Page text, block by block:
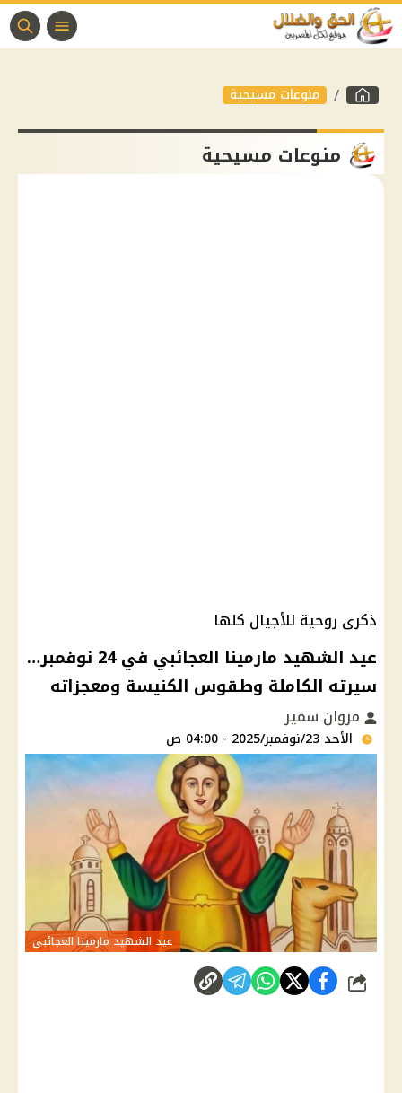
منوعات مسيحية
منوعات مسيحية
ذكرى روحية للأجيال كلها
عيد الشهيد مارمينا العجائبي في 24 نوفمبر…
سيرته الكاملة وطقوس الكنيسة ومعجزاته
مروان سمير
الأحد 23/نوفمبر/2025 - 04:00 ص
عيد الشهيد مارمينا العجائبي
شارك